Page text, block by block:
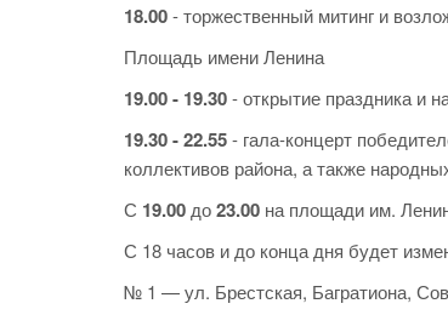
18.00- торжественный митинг и
Площадь имени Ленина
19.00 - 19.30- открытие праздника и
19.30 - 22.55- гала-концерт
коллективов района, а также
С 19.00 до23.00 на площади им.
С 18 часов и до конца дня будет
№ 1 — ул. Брестская, Багратиона,